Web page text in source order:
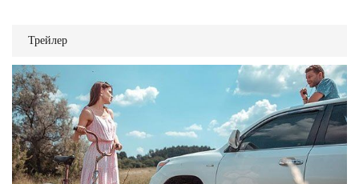
Трейлер